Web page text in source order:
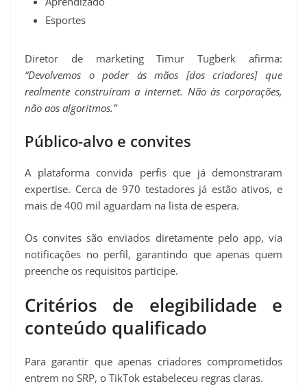
Esportes
Diretor de marketing Timur Tugberk afirma:
“Devolvemos o poder às mãos [dos criadores] que
realmente construíram a internet. Não às corporações,
não aos algoritmos.”
Público-alvo e convites
A plataforma convida perfis que já demonstraram
expertise. Cerca de 970 testadores já estão ativos, e
mais de 400 mil aguardam na lista de espera.
Os convites são enviados diretamente pelo app, via
notificações no perfil, garantindo que apenas quem
preenche os requisitos participe.
Critérios de elegibilidade e
conteúdo qualificado
Para garantir que apenas criadores comprometidos
entrem no SRP, o TikTok estabeleceu regras claras.